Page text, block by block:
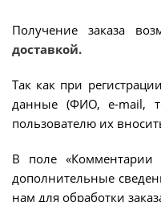
Получение заказа
доставкой.
Так как при
данные (ФИО, e-mail,
пользователю их
В поле «Комментарии
дополнительные
нам для обработки